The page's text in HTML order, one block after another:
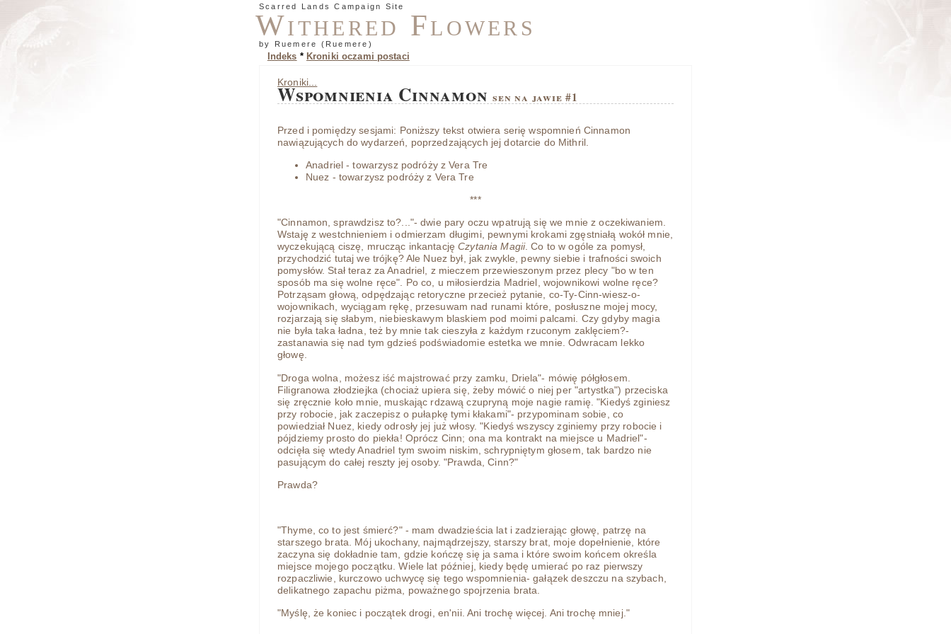
Scarred Lands Campaign Site
Withered Flowers
by Ruemere (Ruemere)
Indeks * Kroniki oczami postaci
Kroniki...
Wspomnienia Cinnamonsen na jawie #1
Przed i pomiędzy sesjami: Poniższy tekst otwiera serię wspomnień Cinnamon
nawiązujących do wydarzeń, poprzedzających jej dotarcie do Mithril.
Anadriel - towarzysz podróży z Vera Tre
Nuez - towarzysz podróży z Vera Tre
***
"Cinnamon, sprawdzisz to?..."- dwie pary oczu wpatrują się we mnie z oczekiwaniem.
Wstaję z westchnieniem i odmierzam długimi, pewnymi krokami zgęstniałą wokół mnie,
wyczekującą ciszę, mrucząc inkantacjęCzytania Magii. Co to w ogóle za pomysł,
przychodzić tutaj we trójkę? Ale Nuez był, jak zwykle, pewny siebie i trafności swoich
pomysłów. Stał teraz za Anadriel, z mieczem przewieszonym przez plecy "bo w ten
sposób ma się wolne ręce". Po co, u miłosierdzia Madriel, wojownikowi wolne ręce?
Potrząsam głową, odpędzając retoryczne przecież pytanie, co-Ty-Cinn-wiesz-o-
wojownikach, wyciągam rękę, przesuwam nad runami które, posłuszne mojej mocy,
rozjarzają się słabym, niebieskawym blaskiem pod moimi palcami. Czy gdyby magia
nie była taka ładna, też by mnie tak cieszyła z każdym rzuconym zaklęciem?-
zastanawia się nad tym gdzieś podświadomie estetka we mnie. Odwracam lekko
głowę.
"Droga wolna, możesz iść majstrować przy zamku, Driela"- mówię półgłosem.
Filigranowa złodziejka (chociaż upiera się, żeby mówić o niej per "artystka") przeciska
się zręcznie koło mnie, muskając rdzawą czupryną moje nagie ramię. "Kiedyś zginiesz
przy robocie, jak zaczepisz o pułapkę tymi kłakami"- przypominam sobie, co
powiedział Nuez, kiedy odrosły jej już włosy. "Kiedyś wszyscy zginiemy przy robocie i
pójdziemy prosto do piekła! Oprócz Cinn; ona ma kontrakt na miejsce u Madriel"-
odcięła się wtedy Anadriel tym swoim niskim, schrypniętym głosem, tak bardzo nie
pasującym do całej reszty jej osoby. "Prawda, Cinn?"
Prawda?
"Thyme, co to jest śmierć?" - mam dwadzieścia lat i zadzierając głowę, patrzę na
starszego brata. Mój ukochany, najmądrzejszy, starszy brat, moje dopełnienie, które
zaczyna się dokładnie tam, gdzie kończę się ja sama i które swoim końcem określa
miejsce mojego początku. Wiele lat później, kiedy będę umierać po raz pierwszy
rozpaczliwie, kurczowo uchwycę się tego wspomnienia- gałązek deszczu na szybach,
delikatnego zapachu piżma, poważnego spojrzenia brata.
"Myślę, że koniec i początek drogi, en'nii. Ani trochę więcej. Ani trochę mniej."